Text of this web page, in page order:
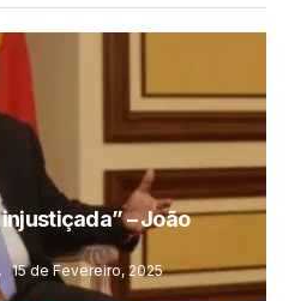
– João
15 de Fevereiro, 2025